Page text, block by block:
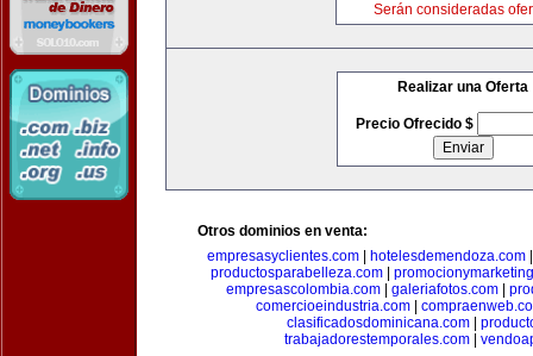
Serán consideradas
Realizar una Oferta
Precio Ofrecido $
Otros dominios en venta:
empresasyclientes.com
hotelesdemendoza.com
productosparabelleza.com
empresascolombia.com
galeriafotos.com
comercioeindustria.com|
clasificadosdominicana.com
trabajadorestemporales.com